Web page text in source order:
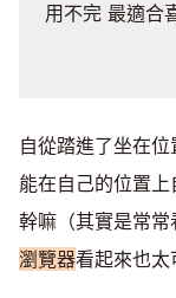
用不完 最適合
自從踏進了坐在位
能在自己的位置
幹嘛（其實是常
瀏覽器看起來也太